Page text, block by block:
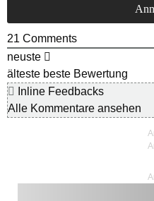
21 Comments
neuste
älteste beste Bewertung
Inline Feedbacks
Alle Kommentare ansehen